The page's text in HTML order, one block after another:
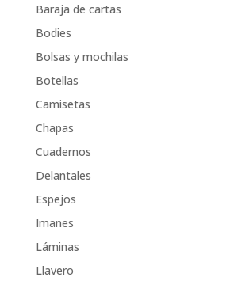
Baraja de cartas
Bodies
Bolsas y mochilas
Botellas
Camisetas
Chapas
Cuadernos
Delantales
Espejos
Imanes
Láminas
Llavero